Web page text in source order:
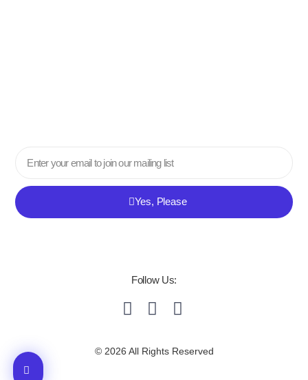
Yes, Please
Follow Us:
© 2026 All Rights Reserved